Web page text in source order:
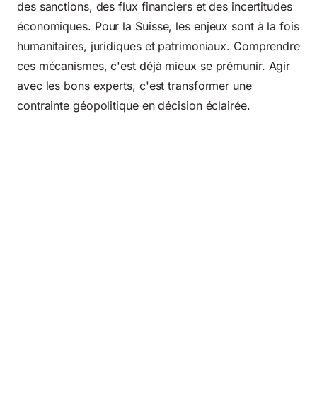
des sanctions, des flux financiers et des incertitudes
économiques. Pour la Suisse, les enjeux sont à la fois
humanitaires, juridiques et patrimoniaux. Comprendre
ces mécanismes, c'est déjà mieux se prémunir. Agir
avec les bons experts, c'est transformer une
contrainte géopolitique en décision éclairée.